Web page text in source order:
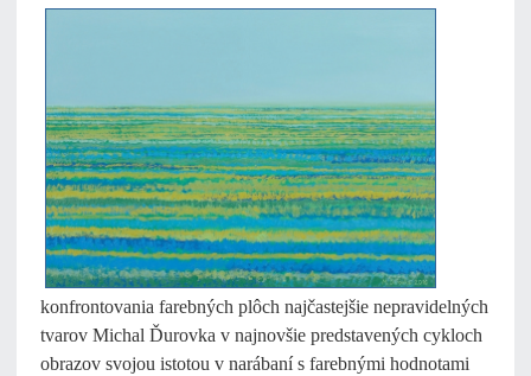
konfrontovania farebných plôch najčastejšie nepravidelných
tvarov Michal Ďurovka v najnovšie predstavených cykloch
obrazov svojou istotou v narábaní s farebnými hodnotami